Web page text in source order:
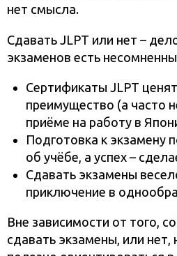
нет смысла.
Сдавать JLPT или нет –
экзаменов есть
Сертификаты JLPT
преимущество (а часто
приёме на работу в
Подготовка к экзамену
об учёбе, а успех –
Сдавать экзамены
приключение в
Вне зависимости от того,
сдавать экзамены, или нет,